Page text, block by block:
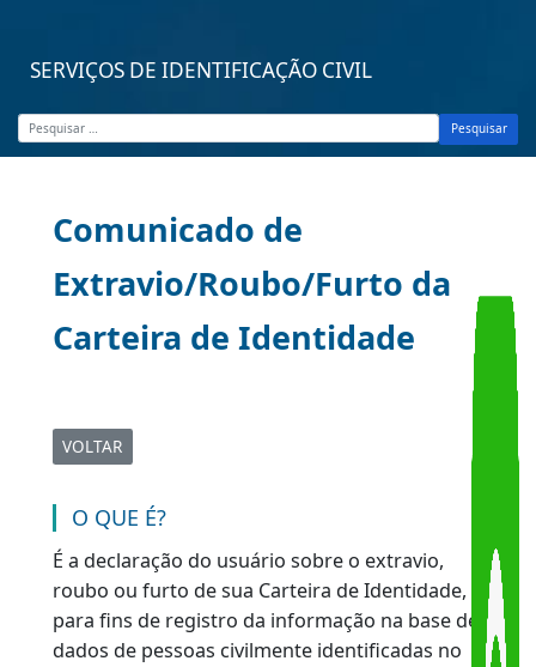
SERVIÇOS DE IDENTIFICAÇÃO CIVIL
Pesquisar
Comunicado de
Carteira de Identidade
VOLTAR |
O QUE É?